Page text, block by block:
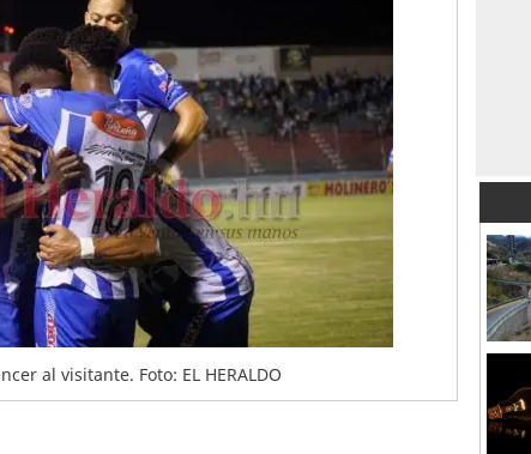
al visitante. Foto: EL HERALDO